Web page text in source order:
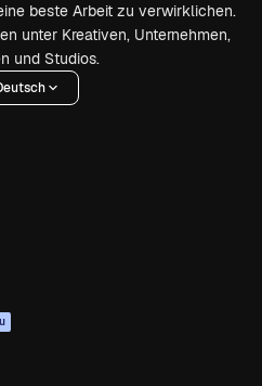
beste Arbeit zu verwirklichen.
unter Kreativen, Unternehmen,
und Studios.